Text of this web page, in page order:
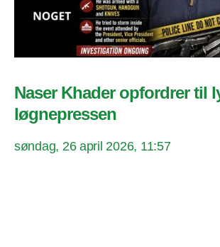
Naser Khader opfordrer til
løgnepressen
søndag, 26 april 2026, 11:57